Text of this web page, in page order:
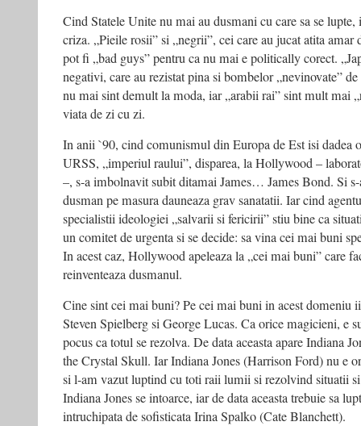
Cind Statele Unite nu mai au dusmani cu care sa se lupte,
criza. „Pieile rosii” si „negrii”, cei care au jucat atita amar
pot fi „bad guys” pentru ca nu mai e politically corect.
negativi, care au rezistat pina si bombelor „nevinovate”
nu mai sint demult la moda, iar „arabii rai” sint mult mai
viata de zi cu zi.
In anii `90, cind comunismul din Europa de Est isi dadea
URSS, „imperiul raului”, disparea, la Hollywood –
–, s-a imbolnavit subit ditamai James… James Bond. Si
dusman pe masura dauneaza grav sanatatii. Iar cind
specialistii ideologiei „salvarii si fericirii” stiu bine ca
un comitet de urgenta si se decide: sa vina cei mai buni
In acest caz, Hollywood apeleaza la „cei mai buni” care
reinventeaza dusmanul.
Cine sint cei mai buni? Pe cei mai buni in acest domeniu
Steven Spielberg si George Lucas. Ca orice magicieni, e
pocus ca totul se rezolva. De data aceasta apare Indiana
the Crystal Skull. Iar Indiana Jones (Harrison Ford) nu e
si l-am vazut luptind cu toti raii lumii si rezolvind situatii
Indiana Jones se intoarce, iar de data aceasta trebuie sa
intruchipata de sofisticata Irina Spalko (Cate Blanchett).